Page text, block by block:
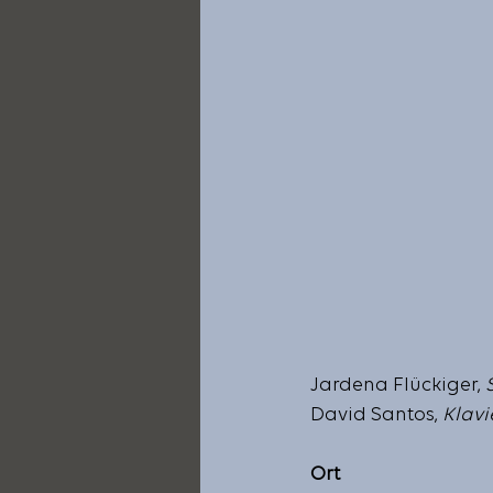
Jardena Flückiger,
David Santos,
Ort